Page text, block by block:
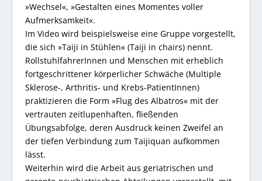
»Wechsel«, »Gestalten eines Momentes voller
Aufmerksamkeit«.
Im Video wird beispielsweise eine Gruppe vorgestellt,
die sich »Taiji in Stühlen« (Taiji in chairs) nennt.
RollstuhlfahrerInnen und Menschen mit erheblich
fortgeschrittener körperlicher Schwäche (Multiple
Sklerose-, Arthritis- und Krebs-PatientInnen)
praktizieren die Form »Flug des Albatros« mit der
vertrauten zeitlupenhaften, fließenden
Übungsabfolge, deren Ausdruck keinen Zweifel an
der tiefen Verbindung zum Taijiquan aufkommen
lässt.
Weiterhin wird die Arbeit aus geriatrischen und